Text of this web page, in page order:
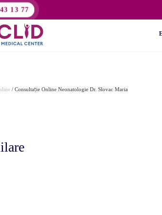
13 77
/ Consultație Online Neonatologie Dr. Slovac Maria